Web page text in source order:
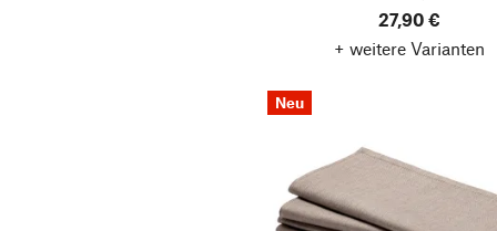
27,90 €
+ weitere Varianten
Neu